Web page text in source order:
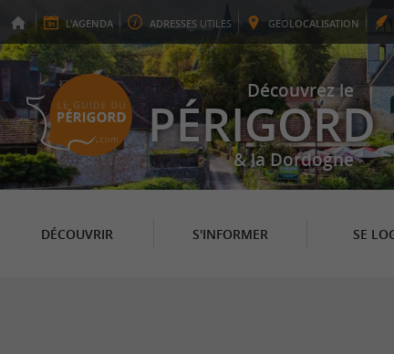
L'AGENDA ADRESSES UTILES GEOLOCALISATION
Découvrez le
PÉRIGORD
& la Dordogne
DÉCOUVRIR S'INFORMER SE